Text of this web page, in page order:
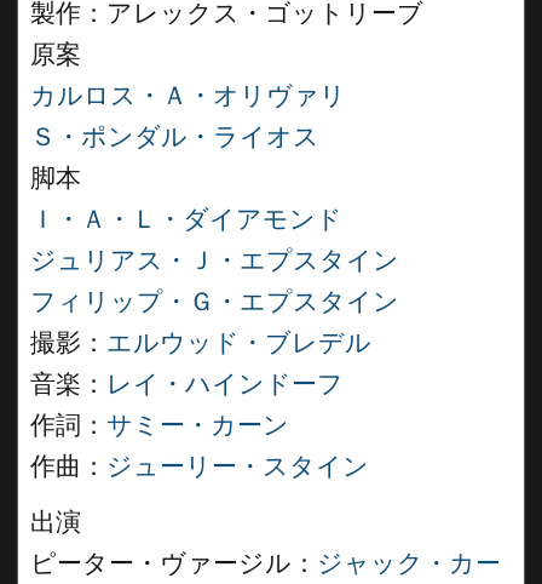
製作：アレックス・ゴットリーブ
原案
カルロス・Ａ・オリヴァリ
Ｓ・ポンダル・ライオス
脚本
Ｉ・Ａ・Ｌ・ダイアモンド
ジュリアス・Ｊ・エプスタイン
フィリップ・Ｇ・エプスタイン
撮影： エルウッド・ブレデル
音楽： レイ・ハインドーフ
作詞： サミー・カーン
作曲： ジューリー・スタイン
出演
ピーター・ヴァージル： ジャック・カー